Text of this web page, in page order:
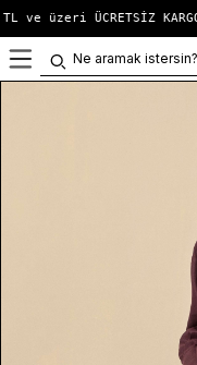
ve üzeri ÜCRETSİZ KARGO